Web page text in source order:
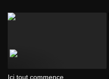
Ici tout commence